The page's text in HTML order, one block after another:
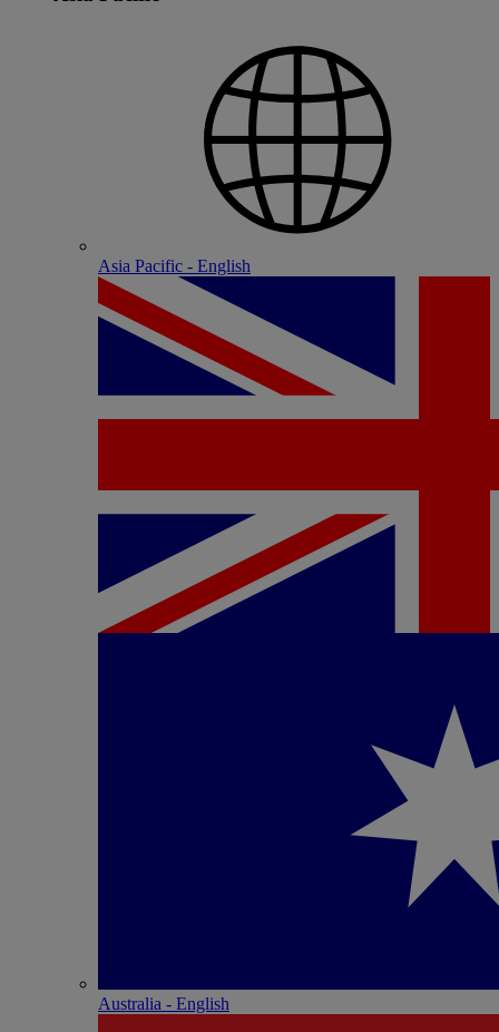
Asia Pacific - English
Australia - English